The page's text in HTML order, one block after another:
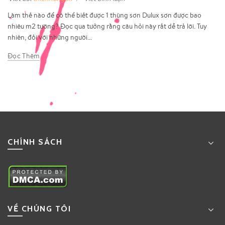
Làm thế nào để có thể biết được 1 thùng sơn Dulux sơn được bao
nhiêu m2 tường? Đọc qua tưởng rằng câu hỏi này rất dễ trả lời. Tuy
nhiên, đối với những người...
Đọc Thêm
CHÍNH SÁCH
VỀ CHÚNG TÔI